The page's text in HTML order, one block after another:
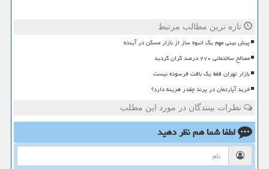
تازه ترین مطالب مرتبط
پیش بینی مهم یک انبوه ساز از بازار مسکن در آینده
مصالح ساختمانی ۲۷۰ درصد گران گردید
بازار تهران فقط یک بافت فرسوده نیست
خرید آپارتمان در پرند چقدر هزینه دارد؟
نظرات بینندگان در مورد این مطلب
لطفا شما همنظر دهید